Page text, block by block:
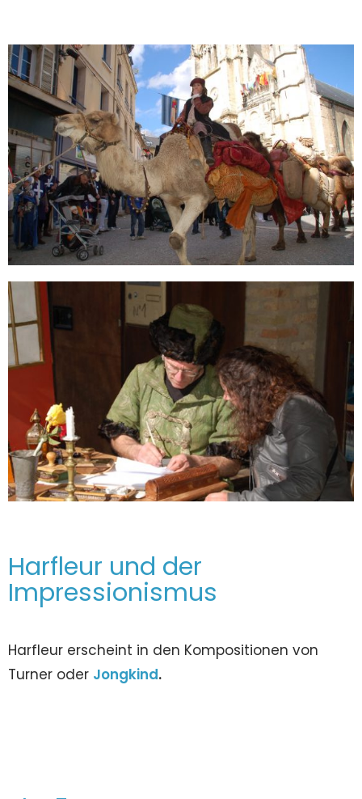
Harfleur und der
Impressionismus
Harfleur erscheint in den Kompositionen von
Turner oder Jongkind.